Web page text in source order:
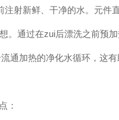
注射新鲜、干净的水。元件
。通过在zui后漂洗之前预
通加热的净化水循环，这
：